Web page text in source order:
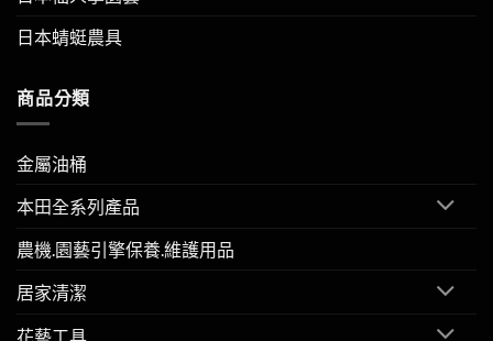
日本蜻蜓農具
商品分類
金屬油桶
本田全系列產品
農機.園藝引擎保養.維護用品
居家清潔
花藝工具